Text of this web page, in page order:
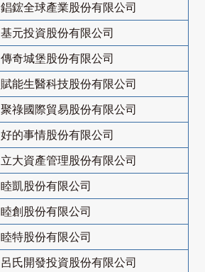
錩鋐全球產業股份有限公司
基元投資股份有限公司
傳奇城堡股份有限公司
賦能生醫科技股份有限公司
聚祿國際貿易股份有限公司
好的事情股份有限公司
立大資產管理股份有限公司
睦凱股份有限公司
睦創股份有限公司
睦特股份有限公司
呂氏開發投資股份有限公司